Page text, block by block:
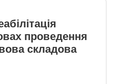
проведення
складова